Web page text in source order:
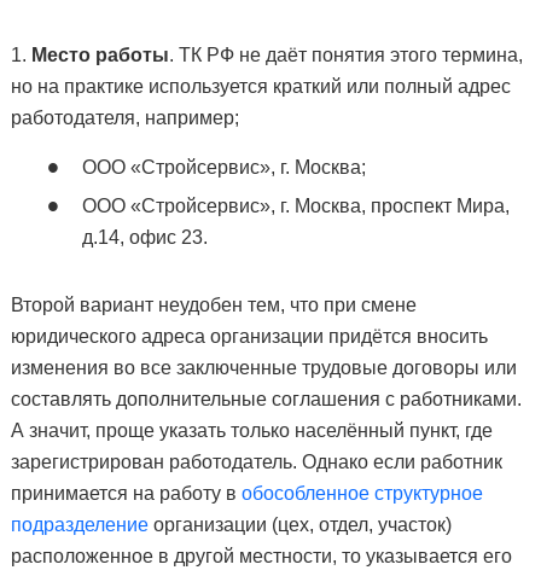
1. Место работы. ТК РФ не даёт понятия этого термина,
но на практике используется краткий или полный адрес
работодателя, например;
ООО «Стройсервис», г. Москва;
ООО «Стройсервис», г. Москва, проспект Мира,
д.14, офис 23.
Второй вариант неудобен тем, что при смене
юридического адреса организации придётся вносить
изменения во все заключенные трудовые договоры или
составлять дополнительные соглашения с работниками.
А значит, проще указать только населённый пункт, где
зарегистрирован работодатель. Однако если работник
принимается на работу в обособленное структурное
подразделениеорганизации (цех, отдел, участок)
расположенное в другой местности, то указывается его